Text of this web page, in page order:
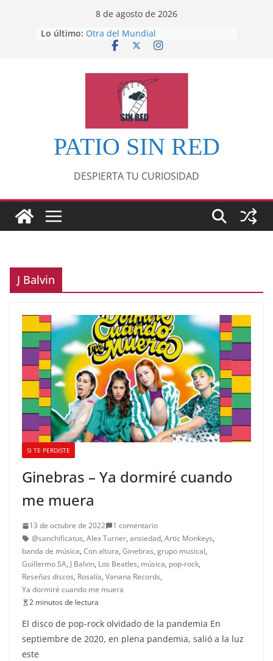
8 de agosto de 2026
Lo último: Otra del Mundial
Lunática
Por los viejos tiempos
‘La broma infinita’ de recomendar
lecturas veraniegas
PATIO SIN RED
DESPIERTA TU CURIOSIDAD
J Balvin
SI TE PERDISTE
Ginebras – Ya dormiré cuando
me muera
13 de octubre de 2022
1 comentario
@sanchificatus, Alex Turner, ansiedad, Artic Monkeys,
banda de música, Con altura, Ginebras, grupo musical,
Guillermo SA, J Balvin, Los Beatles, música, pop-rock,
Reseñas discos, Rosalía, Vanana Records,
Ya dormiré cuando me muera
2 minutos de lectura
El disco de pop-rock olvidado de la pandemia En
septiembre de 2020, en plena pandemia, salió a la luz
este